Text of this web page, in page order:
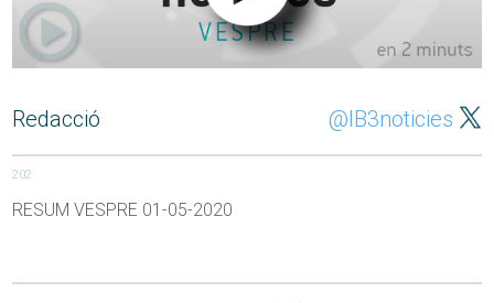
Redacció @IB3noticies
202
RESUM VESPRE 01-05-2020